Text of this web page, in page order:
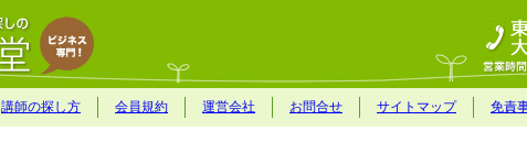
講師の探し方 会員規約 運営会社 お問合せ サイトマップ 免責